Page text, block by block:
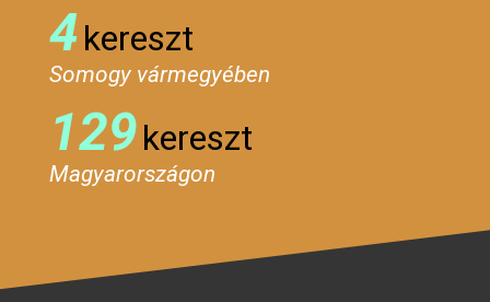
4kereszt
Somogy vármegyében
129kereszt
Magyarországon